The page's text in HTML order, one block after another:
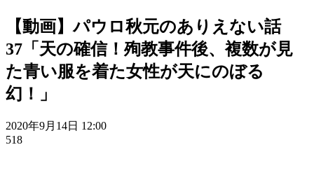
【動画】パウロ秋元のありえない話
37「天の確信！殉教事件後、複数が見
た青い服を着た女性が天にのぼる
幻！」
2020年9月14日 12:00
518